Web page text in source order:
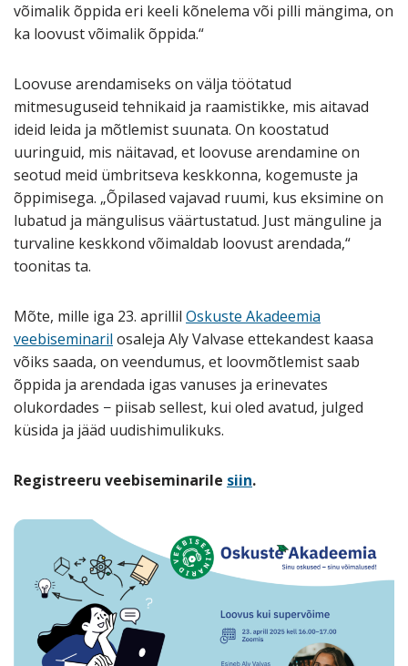
võimalik õppida eri keeli kõnelema või pilli mängima, on
ka loovust võimalik õppida.“
Loovuse arendamiseks on välja töötatud
mitmesuguseid tehnikaid ja raamistikke, mis aitavad
ideid leida ja mõtlemist suunata. On koostatud
uuringuid, mis näitavad, et loovuse arendamine on
seotud meid ümbritseva keskkonna, kogemuste ja
õppimisega. „Õpilased vajavad ruumi, kus eksimine on
lubatud ja mängulisus väärtustatud. Just mänguline ja
turvaline keskkond võimaldab loovust arendada,“
toonitas ta.
Mõte, mille iga 23. aprillil Oskuste Akadeemia
veebiseminaril osaleja Aly Valvase ettekandest kaasa
võiks saada, on veendumus, et loovmõtlemist saab
õppida ja arendada igas vanuses ja erinevates
olukordades − piisab sellest, kui oled avatud, julged
küsida ja jääd uudishimulikuks.
Registreeru veebiseminarile siin.